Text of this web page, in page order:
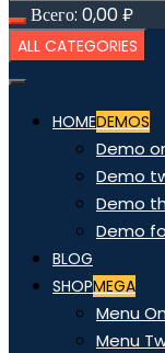
Всего: 0,00₽
ALL CATEGORIES
HOMEDEMOS
Demo
Demo
Demo
Demo
BLOG
SHOPMEGA
Menu
Menu